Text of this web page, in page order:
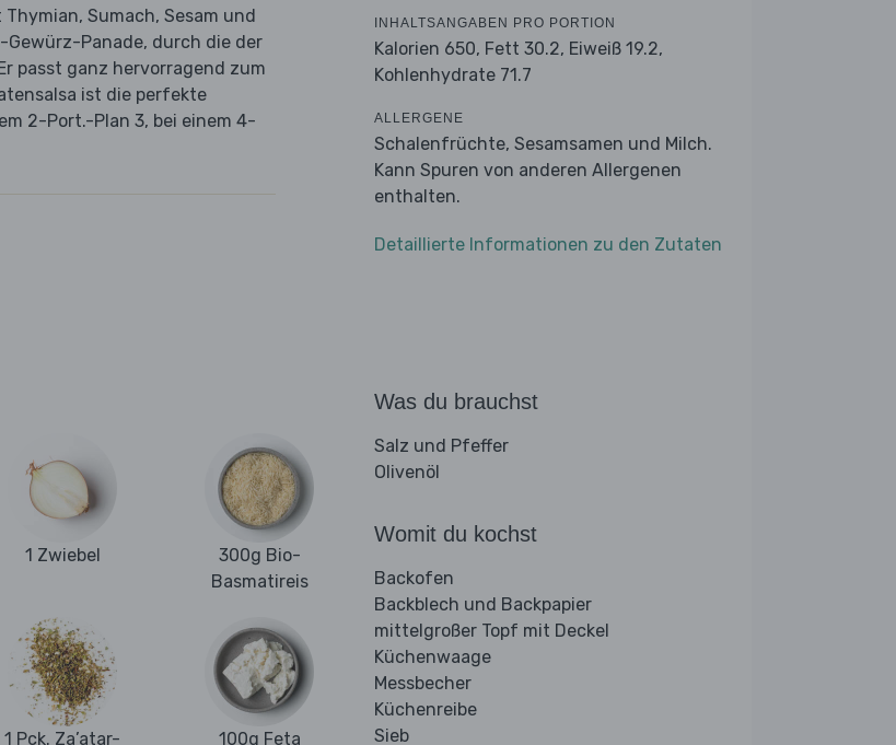
Sumach, Sesam und
Panade, durch die der
passt ganz hervorragend zum
ist die perfekte
2-Port.-Plan 3, bei einem 4-
INHALTSANGABEN PRO PORTION
Kalorien 650, Fett 30.2, Eiweiß 19.2,
Kohlenhydrate 71.7
ALLERGENE
Schalenfrüchte, Sesamsamen und Milch.
Kann Spuren von anderen Allergenen
enthalten.
Detaillierte Informationen zu den Zutaten
1 Zwiebel
300g Bio-
Basmatireis
1 Pck. Za’atar-
100g Feta
Was du brauchst
Salz und Pfeffer
Olivenöl
Womit du kochst
Backofen
Backblech und Backpapier
mittelgroßer Topf mit Deckel
Küchenwaage
Messbecher
Küchenreibe
Sieb